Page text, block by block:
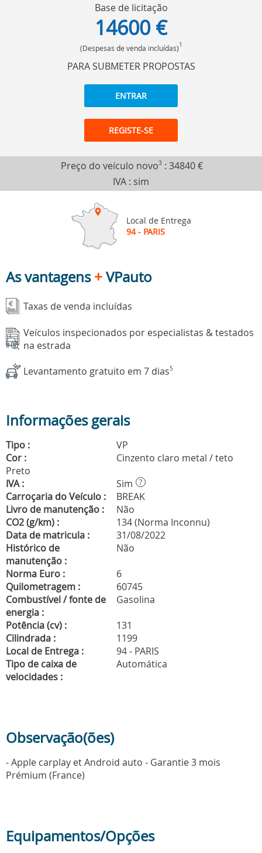
Base de licitação
14600 €
(Despesas de venda incluídas)1
PARA SUBMETER PROPOSTAS
ENTRAR
REGISTE-SE
Preço do veículo novo3 : 34840 €
IVA : sim
Local de Entrega
94 - PARIS
As vantagens+VPauto
Taxas de venda incluídas
Veículos inspecionados por especialistas & testados
na estrada
Levantamento gratuito em 7 dias5
Informações gerais
Tipo :
VP
Cor :
Cinzento claro metal / teto
Preto
IVA :
Sim ?
Carroçaria do Veículo :
BREAK
Livro de manutenção :
Não
CO2 (g/km) :
134 (Norma Inconnu)
Data de matricula :
31/08/2022
Histórico de
manutenção :
Não
Norma Euro :
6
Quilometragem :
60745
Combustível / fonte de
energia :
Gasolina
Potência (cv) :
131
Cilindrada :
1199
Local de Entrega :
94 - PARIS
Tipo de caixa de
velocidades :
Automática
Observação(ões)
- Apple carplay et Android auto - Garantie 3 mois
Prémium (France)
Equipamentos/Opções